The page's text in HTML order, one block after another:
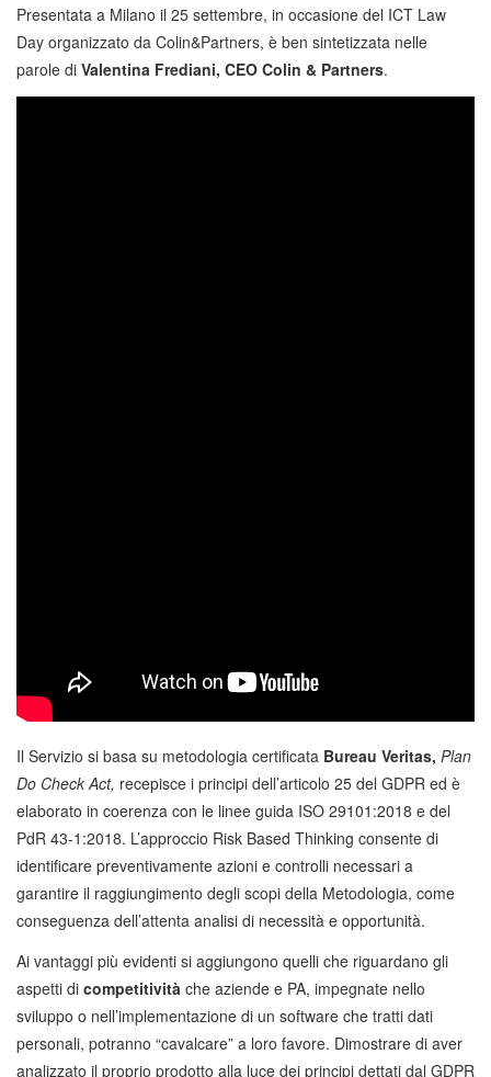
Presentata a Milano il 25 settembre, in occasione del ICT Law
Day organizzato da Colin&Partners, è ben sintetizzata nelle
parole di Valentina Frediani, CEO Colin & Partners.
Il Servizio si basa su metodologia certificata Bureau Veritas, Plan
Do Check Act, recepisce i principi dell’articolo 25 del GDPR ed è
elaborato in coerenza con le linee guida ISO 29101:2018 e del
PdR 43-1:2018. L’approccio Risk Based Thinking consente di
identificare preventivamente azioni e controlli necessari a
garantire il raggiungimento degli scopi della Metodologia, come
conseguenza dell’attenta analisi di necessità e opportunità.
Ai vantaggi più evidenti si aggiungono quelli che riguardano gli
aspetti di competitività che aziende e PA, impegnate nello
sviluppo o nell’implementazione di un software che tratti dati
personali, potranno “cavalcare” a loro favore. Dimostrare di aver
analizzato il proprio prodotto alla luce dei principi dettati dal GDPR